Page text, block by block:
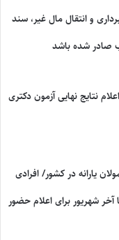
و انتقال مال غیر، سند
صادر شده باشد
نتایج نهایی آزمون دکتری
یارانه در کشور/ افرادی
شهریور برای اعلام حضور